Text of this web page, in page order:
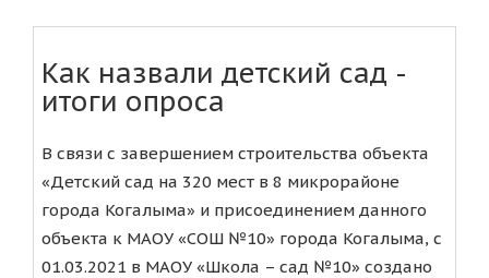
Как назвали детский сад -
итоги опроса
В связи с завершением строительства объекта
«Детский сад на 320 мест в 8 микрорайоне
города Когалыма» и присоединением данного
объекта к МАОУ «СОШ №10» города Когалыма, с
01.03.2021 в МАОУ «Школа – сад №10» создано